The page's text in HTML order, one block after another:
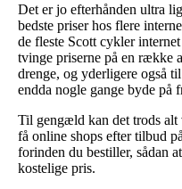
Det er jo efterhånden ultra
bedste priser hos flere
de fleste Scott cykler
tvinge priserne på en række
drenge, og yderligere også
endda nogle gange byde på
Til gengæld kan det trods alt
få online shops efter tilbud
forinden du bestiller, sådan
kostelige pris.